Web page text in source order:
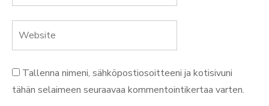
Tallenna nimeni, sähköpostiosoitteeni ja kotisivuni
tähän selaimeen seuraavaa kommentointikertaa varten.